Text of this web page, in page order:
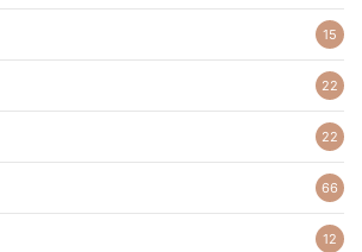
15
22
22
66
12